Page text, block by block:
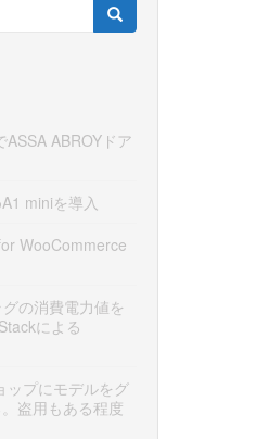
ABROYドア
miniを導入
WooCommerce
の消費電力値を
による
ップにモデルをグ
盗用もある程度